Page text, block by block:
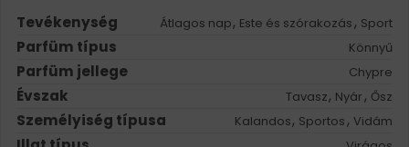
Tevékenység Átlagos nap, Este és szórakozás , Sport
Parfüm típus Könnyű
Parfüm jellege Chypre
Évszak Tavasz, Nyár , Ősz
Személyiség típusa Kalandos, Sportos , Vidám